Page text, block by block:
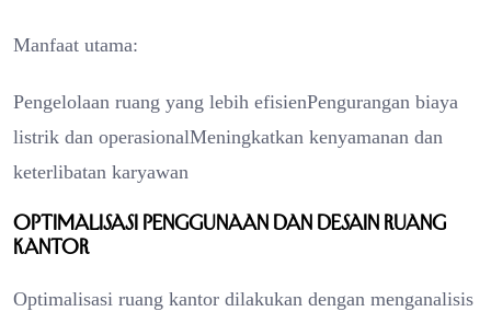
Manfaat utama:
Pengelolaan ruang yang lebih efisienPengurangan biaya
listrik dan operasionalMeningkatkan kenyamanan dan
keterlibatan karyawan
Optimalisasi Penggunaan dan Desain Ruang
Kantor
Optimalisasi ruang kantor dilakukan dengan menganalisis